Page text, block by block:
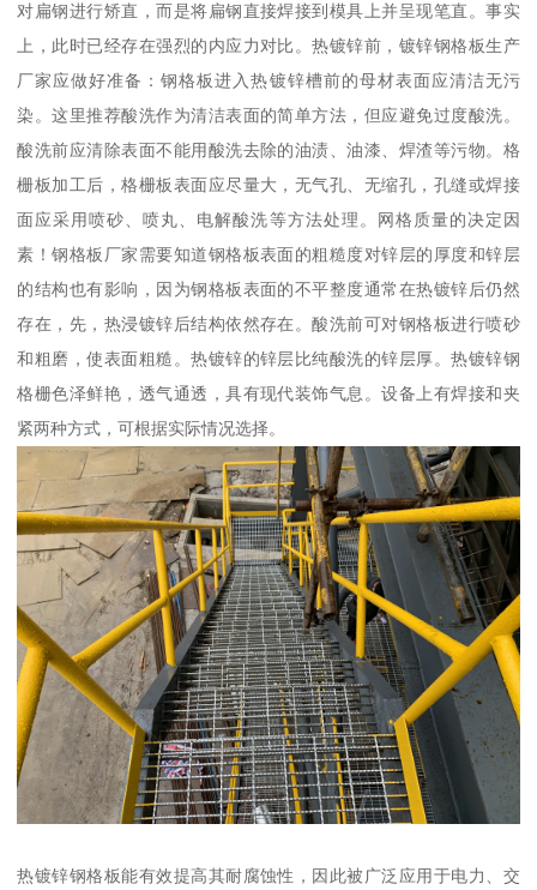
对扁钢进行矫直，而是将扁钢直接焊接到模具上并呈现笔直。事实
上，此时已经存在强烈的内应力对比。热镀锌前，镀锌钢格板生产
厂家应做好准备：钢格板进入热镀锌槽前的母材表面应清洁无污
染。这里推荐酸洗作为清洁表面的简单方法，但应避免过度酸洗。
酸洗前应清除表面不能用酸洗去除的油渍、油漆、焊渣等污物。格
栅板加工后，格栅板表面应尽量大，无气孔、无缩孔，孔缝或焊接
面应采用喷砂、喷丸、电解酸洗等方法处理。网格质量的决定因
素！钢格板厂家需要知道钢格板表面的粗糙度对锌层的厚度和锌层
的结构也有影响，因为钢格板表面的不平整度通常在热镀锌后仍然
存在，先，热浸镀锌后结构依然存在。酸洗前可对钢格板进行喷砂
和粗磨，使表面粗糙。热镀锌的锌层比纯酸洗的锌层厚。热镀锌钢
格栅色泽鲜艳，透气通透，具有现代装饰气息。设备上有焊接和夹
紧两种方式，可根据实际情况选择。
热镀锌钢格板能有效提高其耐腐蚀性，因此被广泛应用于电力、交